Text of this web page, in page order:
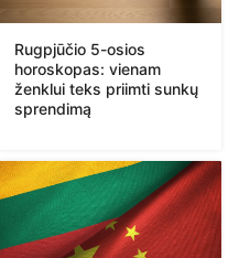
Rugpjūčio 5-osios
horoskopas: vienam
ženklui teks priimti sunkų
sprendimą